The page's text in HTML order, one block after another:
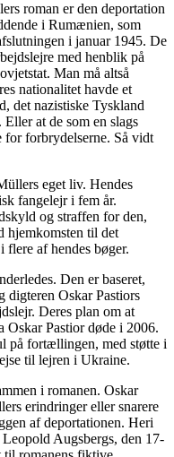
roman er den deportation
i Rumænien, som
i januar 1945. De
med henblik på
Man må altså
nationalitet havde et
det nazistiske Tyskland
at de som en slags
for forbrydelserne. Så vidt
eget liv. Hendes
fangelejr i fem år.
og straffen for den,
hjemkomsten til det
af hendes bøger.
Den er baseret,
digteren Oskar Pastiors
Deres plan om at
Oskar Pastior døde i 2006.
på fortællingen, med støtte i
til lejren i Ukraine.
i romanen. Oskar
erindringer eller snarere
af deportationen. Heri
Augsbergs, den 17-